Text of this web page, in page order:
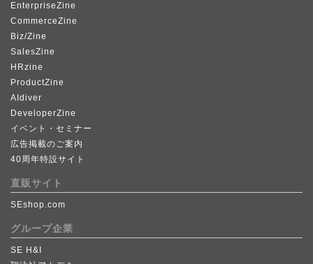
EnterpriseZine
CommerceZine
Biz/Zine
SalesZine
HRzine
ProductZine
AIdiver
DeveloperZine
イベント・セミナー
広告掲載のご案内
40周年特設サイト
直販サイト
SEshop.com
グループ企業
SE H&I